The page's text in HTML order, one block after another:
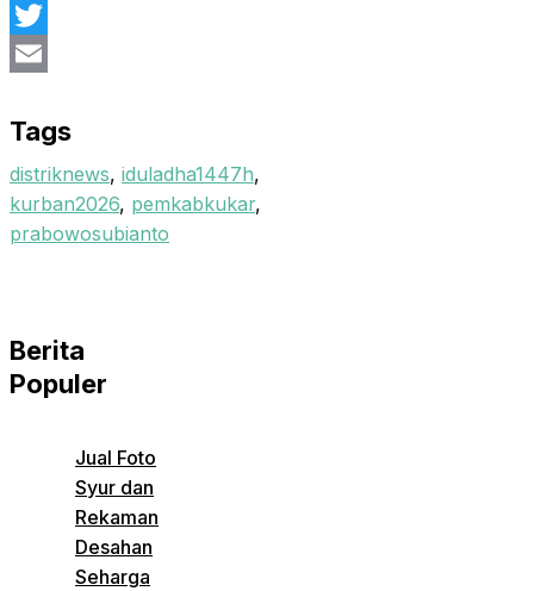
Facebook
Twitter
Tags
distriknews, iduladha1447h,
kurban2026, pemkabkukar,
prabowosubianto
Berita
Populer
Jual Foto
Syur dan
Rekaman
Desahan
Seharga